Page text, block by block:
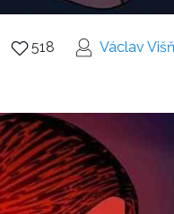
518 Václav